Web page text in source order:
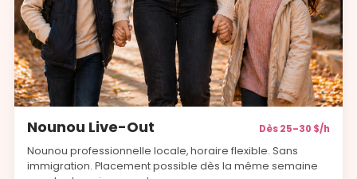
Nounou Live-Out Dès 25–30 $/h
Nounou professionnelle locale, horaire flexible. Sans
immigration. Placement possible dès la même semaine